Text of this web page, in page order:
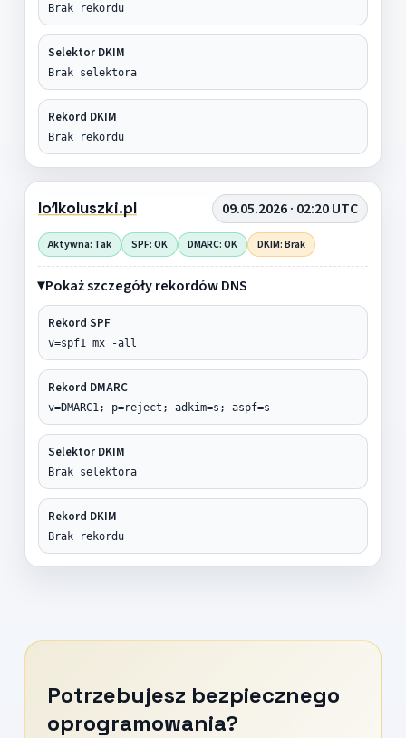
Brak rekordu
Selektor DKIM
Brak selektora
Rekord DKIM
Brak rekordu
lo1koluszki.pl 09.05.2026 · 02:20 UTC
Aktywna: Tak SPF: OK DMARC: OK DKIM: Brak
Pokaż szczegóły rekordów DNS
Rekord SPF
v=spf1 mx -all
Rekord DMARC
v=DMARC1; p=reject; adkim=s; aspf=s
Selektor DKIM
Brak selektora
Rekord DKIM
Brak rekordu
Potrzebujesz bezpiecznego
oprogramowania?